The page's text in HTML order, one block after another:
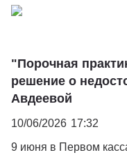
"Порочная
решение о
Авдеевой
10/06/2026 17:32
9 июня в Первом